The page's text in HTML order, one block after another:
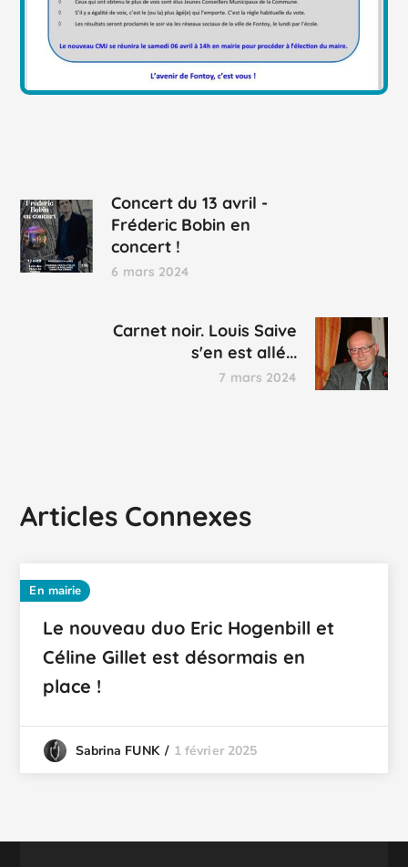
Concert du 13 avril -
Fréderic Bobin en
concert !
6 mars 2024
Carnet noir. Louis Saive
s'en est allé...
7 mars 2024
Articles Connexes
En mairie
Le nouveau duo Eric Hogenbill et
Céline Gillet est désormais en
place !
Sabrina FUNK 1 février 2025